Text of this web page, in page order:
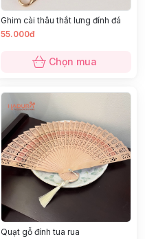
Ghim cài thâu thắt lưng đính đá
55.000đ
Chọn mua
Quạt gỗ đính tua rua